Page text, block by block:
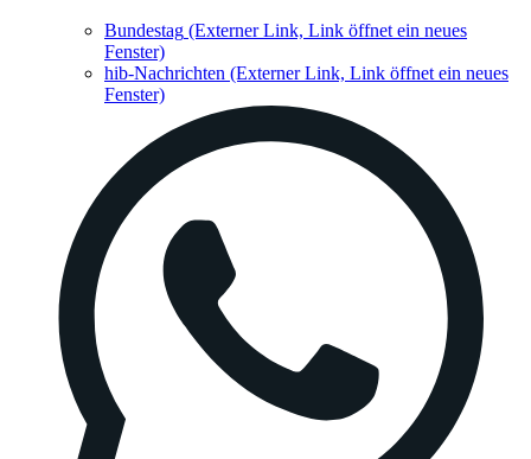
Bundestag (Externer Link, Link öffnet ein neues
Fenster)
hib-Nachrichten (Externer Link, Link öffnet ein neues
Fenster)